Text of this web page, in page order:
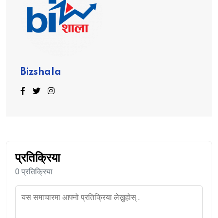
Bizshala
प्रतिक्रिया
0 प्रतिक्रिया